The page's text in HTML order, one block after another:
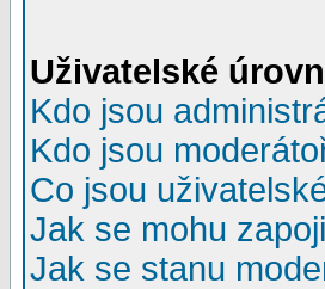
Uživatelské
Kdo jsou
Kdo jsou
Co jsou
Jak se mohu
Jak se stanu